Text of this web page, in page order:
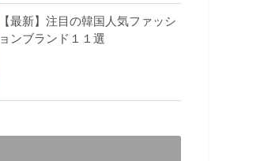
【最新】注目の韓国人気ファッシ
ョンブランド１１選